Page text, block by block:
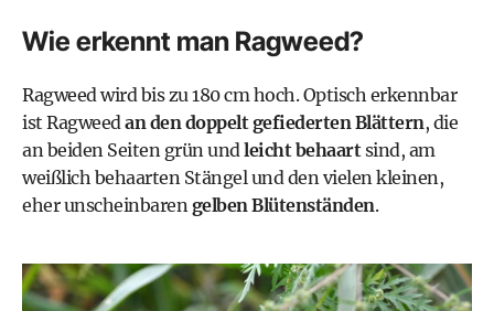
Wie erkennt man Ragweed?
Ragweed wird bis zu 180 cm hoch. Optisch erkennbar
ist Ragweed an den doppelt gefiederten Blättern, die
an beiden Seiten grün und leicht behaartsind, am
weißlich behaarten Stängel und den vielen kleinen,
eher unscheinbaren gelben Blütenständen.